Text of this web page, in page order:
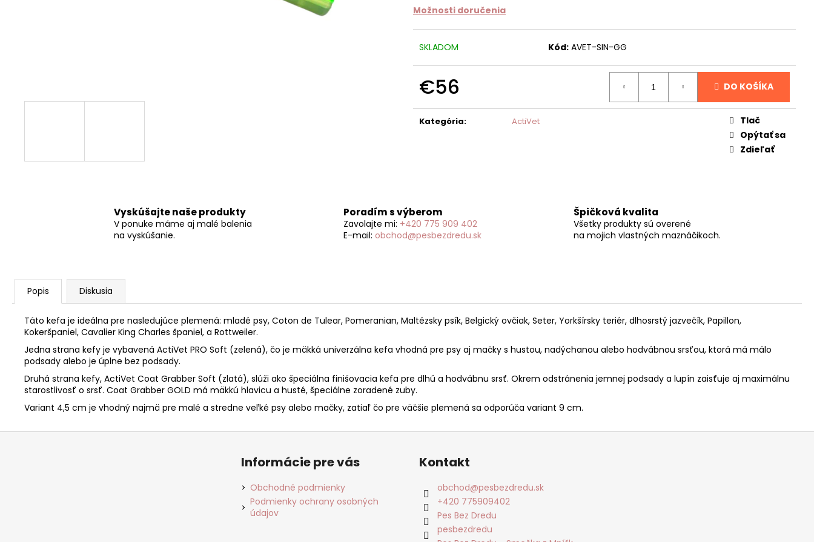
Možnosti doručenia
SKLADOM Kód: AVET-SIN-GG
€56
cena:
DO KOŠÍKA
Kategória: ActiVet
Tlač
Opýtať sa
Zdieľať
Vyskúšajte naše produkty
V ponuke máme aj malé balenia
na vyskúšanie.
Poradím s výberom
Zavolajte mi: +420 775 909 402
E-mail: obchod@pesbezdredu.sk
Špičková kvalita
Všetky produkty sú overené
na mojich vlastných maznáčikoch.
Popis Diskusia
Táto kefa je ideálna pre nasledujúce plemená: mladé psy, Coton de Tulear, Pomeranian, Maltézsky psík, Belgický ovčiak, Seter, Yorkšírsky teriér, dlhosrstý jazvečík, Papillon,
Kokeršpaniel, Cavalier King Charles španiel, a Rottweiler.
Jedna strana kefy je vybavená ActiVet PRO Soft (zelená), čo je mäkká univerzálna kefa vhodná pre psy aj mačky s hustou, nadýchanou alebo hodvábnou srsťou, ktorá má málo
podsady alebo je úplne bez podsady.
Druhá strana kefy, ActiVet Coat Grabber Soft (zlatá), slúži ako špeciálna finišovacia kefa pre dlhú a hodvábnu srsť. Okrem odstránenia jemnej podsady a lupín zaisťuje aj maximálnu
starostlivosť o srsť. Coat Grabber GOLD má mäkkú hlavicu a husté, špeciálne zoradené zuby.
Variant 4,5 cm je vhodný najmä pre malé a stredne veľké psy alebo mačky, zatiaľ čo pre väčšie plemená sa odporúča variant 9 cm.
Z
Informácie pre vás
Obchodné podmienky
Podmienky ochrany osobných
údajov
Kontakt
obchod@pesbezdredu.sk
+420 775909402
Pes Bez Dredu
pesbezdredu